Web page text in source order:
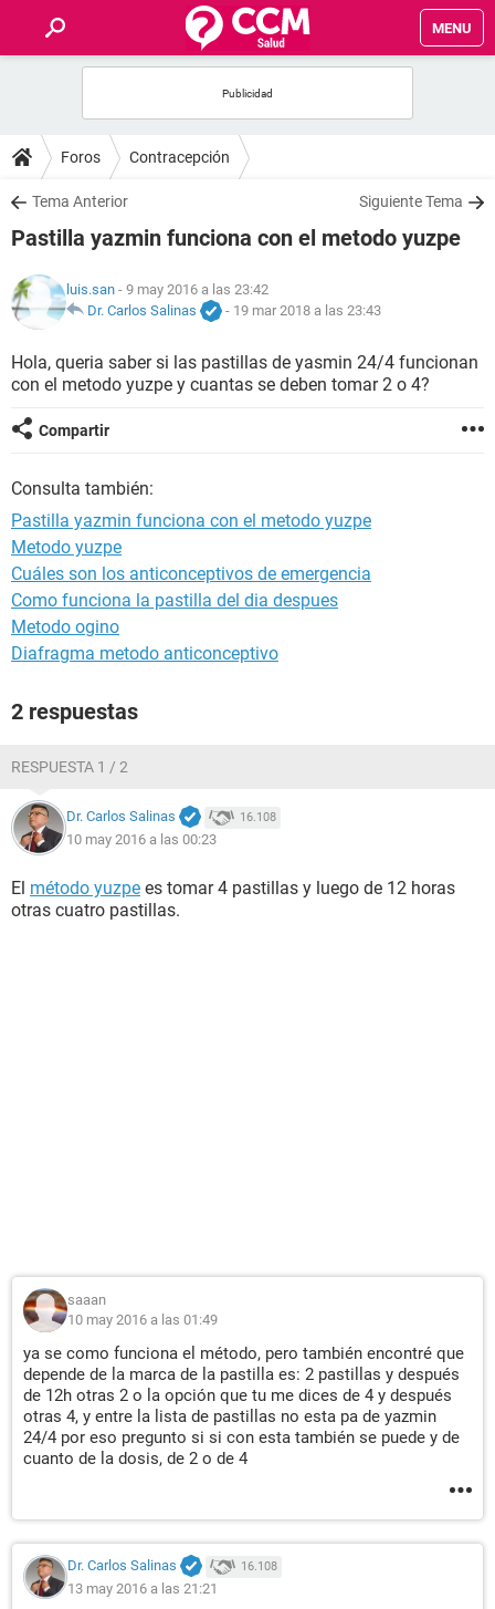
MENU
FOROS
SALUD
NUTRICIÓN
BIENESTAR
SEXUALIDAD
GLOSARIO
Foros Contracepción
Tema Anterior Siguiente Tema
Pastilla yazmin funciona con el metodo yuzpe
luis.san - 9 may 2016 a las 23:42
Dr. Carlos Salinas
- 19 mar 2018 a las 23:43
Hola, queria saber si las pastillas de yasmin 24/4 funcionan
con el metodo yuzpe y cuantas se deben tomar 2 o 4?
Compartir
Consulta también:
Pastilla yazmin funciona con el metodo yuzpe
Metodo yuzpe
Cuáles son los anticonceptivos de emergencia
Como funciona la pastilla del dia despues
Metodo ogino
Diafragma metodo anticonceptivo
2 respuestas
RESPUESTA 1 / 2
Dr. Carlos Salinas 16.108
10 may 2016 a las 00:23
El método yuzpe es tomar 4 pastillas y luego de 12 horas
otras cuatro pastillas.
saaan
10 may 2016 a las 01:49
ya se como funciona el método, pero también encontré que
depende de la marca de la pastilla es: 2 pastillas y después
de 12h otras 2 o la opción que tu me dices de 4 y después
otras 4, y entre la lista de pastillas no esta pa de yazmin
24/4 por eso pregunto si si con esta también se puede y de
cuanto de la dosis, de 2 o de 4
Dr. Carlos Salinas 16.108
13 may 2016 a las 21:21